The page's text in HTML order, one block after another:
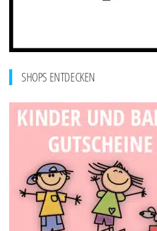
SHOPS ENTDECKEN